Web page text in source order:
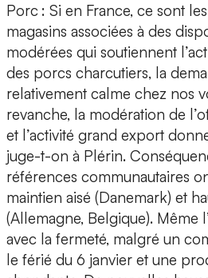
Porc : Si en France, ce sont
magasins associées à des
modérées qui soutiennent
des porcs charcutiers, la
relativement calme chez nos
revanche, la modération de
et l’activité grand export
juge-t-on à Plérin.
références communautaires
maintien aisé (Danemark) et
(Allemagne, Belgique). Même
avec la fermeté, malgré un
le férié du 6 janvier et une